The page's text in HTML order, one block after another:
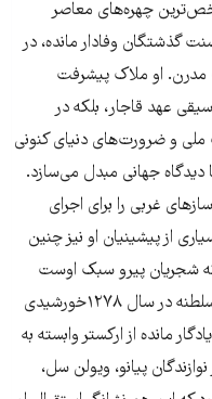
چهره‌های معاصر
گذشتگان وفادار مانده، در
مدرن. او ملاک پیشرفت
عهد قاجار، بلکه در
ملی و ضرورت‌ها‌ی دنیای کنونی
دیدگاه جهانی مبدل می‌سازد.
غربی را برای اجرای
از پیشینیان او نیز چنین
شجریان پیرو سبک اوست
نخستین اثر خود را همرا با ویولون حسام‌السلطنه در سال ۱۲۷۸خورشیدی
مانده از ارکستر وابسته به
پیانو، ویولن سل،